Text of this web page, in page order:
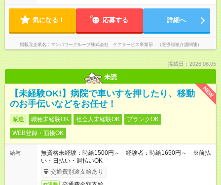
気になる！ 応募する 詳細へ
掲載元企業名 マンパワーグループ株式会社 ケアサービス事業部 （医療福祉介護関連）
掲載日：2026.08.05
未読
NEW
【未経験OK!】病院で車いすを押したり、移動
のお手伝いなどをお任せ！
派遣 職種未経験OK 社会人未経験OK
ブランクOK
WEB登録・面接OK
給与
無資格未経験：時給1500円～ 経験者：時給1650円～ ※前払
い・日払い・週払いOK
交通費別途支給あり